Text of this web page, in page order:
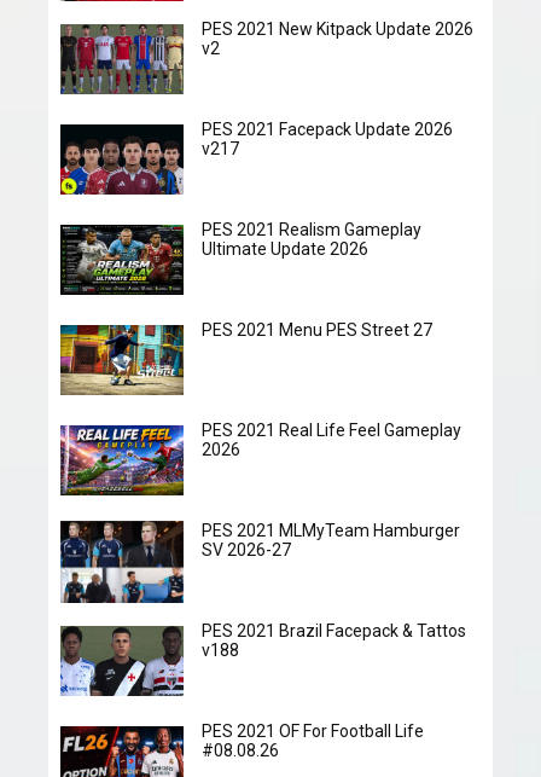
PES 2021 New Kitpack Update 2026
v2
PES 2021 Facepack Update 2026
v217
PES 2021 Realism Gameplay
Ultimate Update 2026
PES 2021 Menu PES Street 27
PES 2021 Real Life Feel Gameplay
2026
PES 2021 MLMyTeam Hamburger
SV 2026-27
PES 2021 Brazil Facepack & Tattos
v188
PES 2021 OF For Football Life
#08.08.26